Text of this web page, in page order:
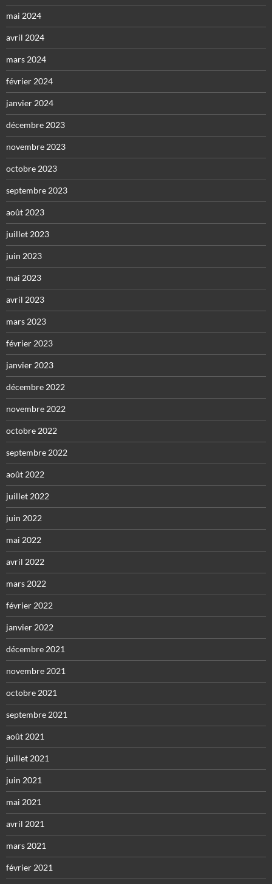
mai 2024
avril 2024
mars 2024
février 2024
janvier 2024
décembre 2023
novembre 2023
octobre 2023
septembre 2023
août 2023
juillet 2023
juin 2023
mai 2023
avril 2023
mars 2023
février 2023
janvier 2023
décembre 2022
novembre 2022
octobre 2022
septembre 2022
août 2022
juillet 2022
juin 2022
mai 2022
avril 2022
mars 2022
février 2022
janvier 2022
décembre 2021
novembre 2021
octobre 2021
septembre 2021
août 2021
juillet 2021
juin 2021
mai 2021
avril 2021
mars 2021
février 2021